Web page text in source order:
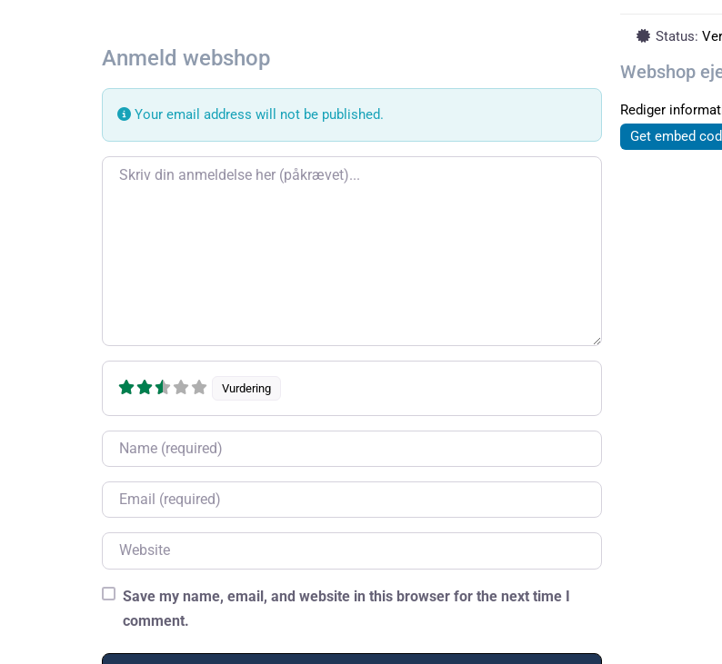
Anmeld webshop
Your email address will not be published.
Review text
Vurdering
Name
Email
Website
Save my name, email, and website in this browser for the next time I
comment.
Status:
Webshop
Rediger
Get embed